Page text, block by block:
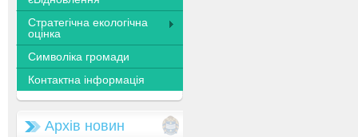
Стратегічна екологічна
оцінка
Символіка громади
Контактна інформація
Архів новин